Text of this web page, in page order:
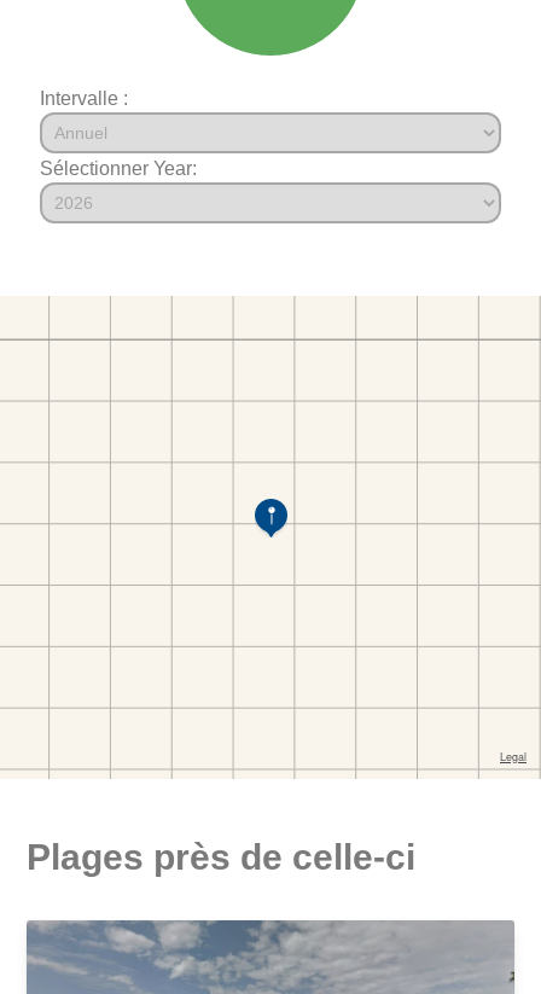
Intervalle :
Sélectionner Year:
Plages près de celle-ci